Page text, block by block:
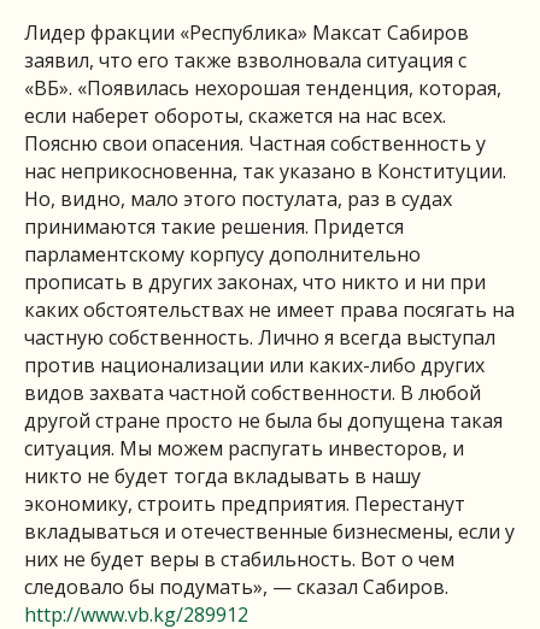
Лидер фракции «Республика» Максат Сабиров
заявил, что его также взволновала ситуация с
«ВБ». «Появилась нехорошая тенденция, которая,
если наберет обороты, скажется на нас всех.
Поясню свои опасения. Частная собственность у
нас неприкосновенна, так указано в Конституции.
Но, видно, мало этого постулата, раз в судах
принимаются такие решения. Придется
парламентскому корпусу дополнительно
прописать в других законах, что никто и ни при
каких обстоятельствах не имеет права посягать на
частную собственность. Лично я всегда выступал
против национализации или каких-либо других
видов захвата частной собственности. В любой
другой стране просто не была бы допущена такая
ситуация. Мы можем распугать инвесторов, и
никто не будет тогда вкладывать в нашу
экономику, строить предприятия. Перестанут
вкладываться и отечественные бизнесмены, если у
них не будет веры в стабильность. Вот о чем
следовало бы подумать», — сказал Сабиров.
http://www.vb.kg/289912